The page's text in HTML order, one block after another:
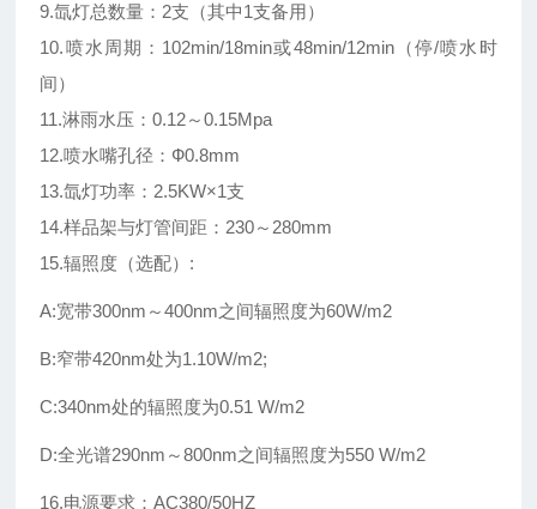
9.氙灯总数量：2支（其中1支备用）
10.喷水周期：102min/18min或48min/12min（停/喷水时
间）
11.淋雨水压：0.12～0.15Mpa
12.喷水嘴孔径：Ф0.8mm
13.氙灯功率：2.5KW×1支
14.样品架与灯管间距：230～280mm
15.辐照度（选配）:
A:宽带300nm～400nm之间辐照度为60W/m2
B:窄带420nm处为1.10W/m2;
C:340nm处的辐照度为0.51 W/m2
D:全光谱290nm～800nm之间辐照度为550 W/m2
16.电源要求：AC380/50HZ